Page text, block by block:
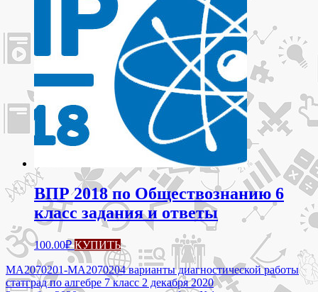
ВПР 2018 по Обществознанию 6
класс задания и ответы
100.00₽ КУПИТЬ
Навигация
МА2070201-МА2070204 варианты диагностической работы
статград по алгебре 7 класс 2 декабря 2020